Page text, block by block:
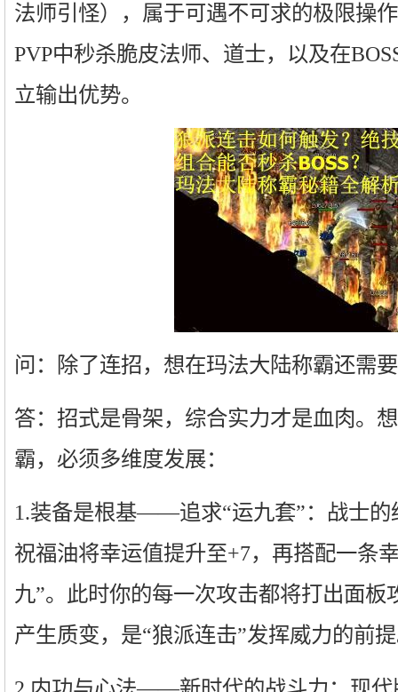
法师引怪），属于可遇不可求的极限操
PVP中秒杀脆皮法师、道士，以及在
立输出优势。
问：除了连招，想在玛法大陆称霸还需
答：招式是骨架，综合实力才是血肉。
霸，必须多维度发展：
1.装备是根基——追求“运九套”：战士的
祝福油将幸运值提升至+7，再搭配一条
九”。此时你的每一次攻击都将打出面板
产生质变，是“狼派连击”发挥威力的前